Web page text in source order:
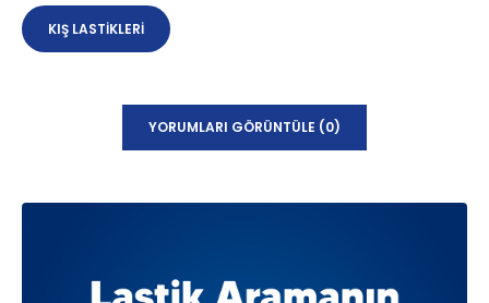
KIŞ LASTIKLERI
YORUMLARI GÖRÜNTÜLE (0)